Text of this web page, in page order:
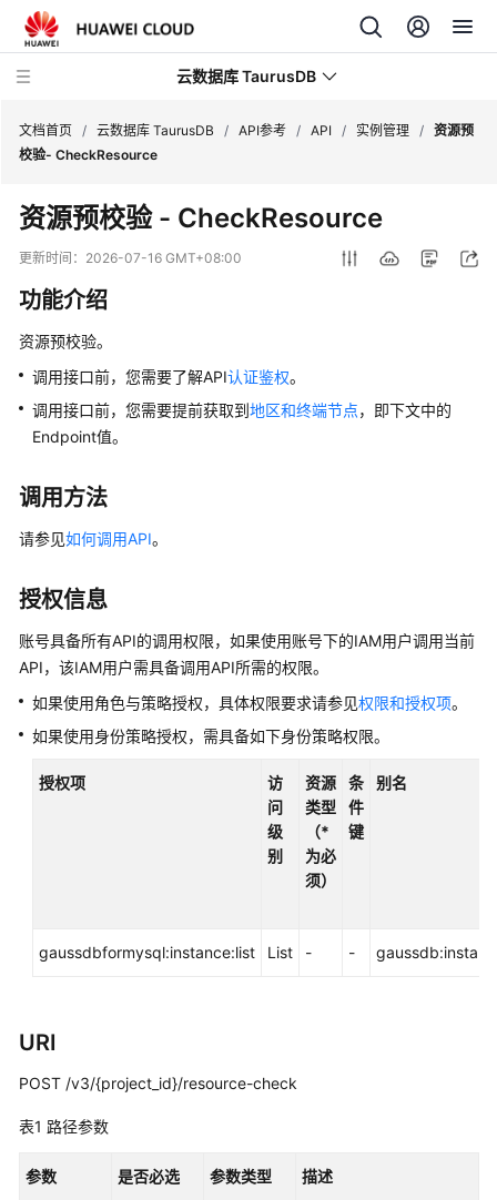
云数据库 TaurusDB
最
动
态
服
务
公
产
品
计
费
说
明
速
绍
指
南
最
实
文档首页 / 云数据库 TaurusDB / API参考 / API / 实例管理 / 资源预
校验- CheckResource
资源预校验- CheckResource
更新时间： 2026-07-16 GMT+08:00
功能介绍
资源预校验。
调用接口前，您需要了解API认证鉴权。
调用接口前，您需要提前获取到地区和终端节点，即下文中的
Endpoint值。
调用方法
请参见如何调用API。
授权信息
账号具备所有API的调用权限，如果使用账号下的IAM用户调用当前
API，该IAM用户需具备调用API所需的权限。
如果使用角色与策略授权，具体权限要求请参见权限和授权项。
如果使用身份策略授权，需具备如下身份策略权限。
授权项
访
问
级
别
资源
类型
（*
为必
须）
条
件
键
别名
gaussdbformysql:instance:list List - -
URI
POST /v3/{project_id}/resource-check
表1 路径参数
参数 是否必选 参数类型 描述